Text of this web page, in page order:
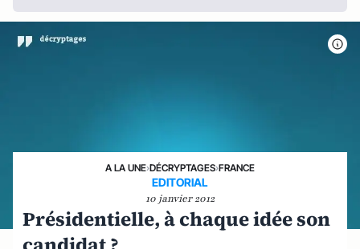
A LA UNE›DÉCRYPTAGES›FRANCE
EDITORIAL
10 janvier 2012
Présidentielle, à chaque idée son